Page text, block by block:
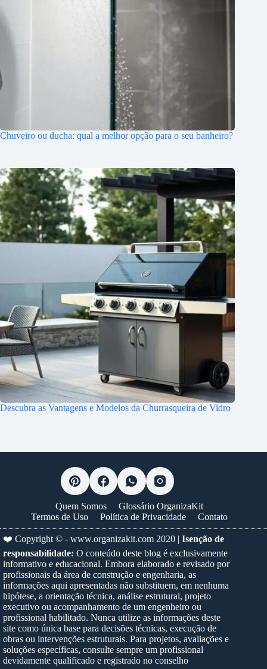
Chuveiro ou ducha: qual a melhor opção para o seu banheiro?
Descubra as Vantagens e Modelos da Churrasqueira de Vidro
Quem Somos
Glossário OrganizaKit
Termos de Uso
Política de Privacidade Contato
❤️ Copyright © - www.organizakit.com 2020 | Isenção de
responsabilidade: O conteúdo deste blog é exclusivamente
informativo e educacional. Embora elaborado e revisado por
profissionais da área de construção e engenharia, as
informações aqui apresentadas não substituem, em nenhuma
hipótese, a orientação técnica, análise estrutural, projeto
executivo ou acompanhamento de um engenheiro ou
profissional habilitado. Nunca utilize as informações deste
site como única base para decisões técnicas, execução de
obras ou intervenções estruturais. Para projetos, avaliações e
soluções específicas, consulte sempre um profissional
devidamente qualificado e registrado no conselho